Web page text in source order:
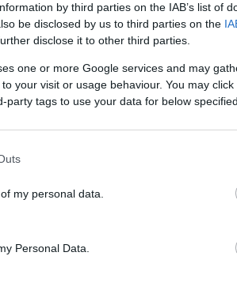
by third parties on the IAB’s list of
be disclosed by us to third parties on the
disclose it to other third parties.
one or more Google services and may
your visit or usage behaviour. You may
party tags to use your data for below
my personal data.
Personal Data.
és a középpontban mindig egy
viszont egyáltalán nincsenek merev
írók, a rendező és az operatőr között.
meg, mint Antal D Csaba,
Fullajtár Andrea, Gyulai Csaba,
Márton, Kováts Adél, Móser Ádám,
Színiiskola 2. éves növendékei
amelyek különös filmes világot